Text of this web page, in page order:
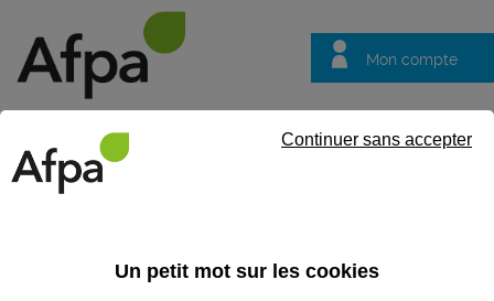
Mon compte
questions
ACTUALITÉS
Un petit mot sur les cookies
Continuer sans accepter